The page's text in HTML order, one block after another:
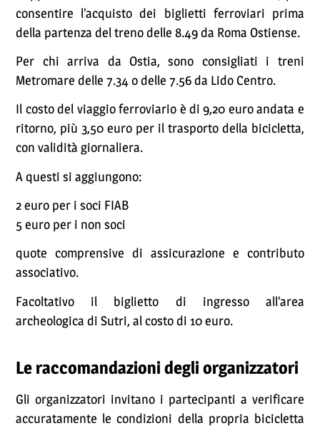
consentire l’acquisto dei biglietti ferroviari prima
della partenza del treno delle 8.49 da Roma Ostiense.
Per chi arriva da Ostia, sono consigliati i treni
Metromare delle 7.34 o delle 7.56 da Lido Centro.
Il costo del viaggio ferroviario è di 9,20 euro andata e
ritorno, più 3,50 euro per il trasporto della bicicletta,
con validità giornaliera.
A questi si aggiungono:
2 euro per i soci FIAB
5 euro per i non soci
quote comprensive di assicurazione e contributo
associativo.
Facoltativo il biglietto di ingresso all’area
archeologica di Sutri, al costo di 10 euro.
Le raccomandazioni degli organizzatori
Gli organizzatori invitano i partecipanti a verificare
accuratamente le condizioni della propria bicicletta